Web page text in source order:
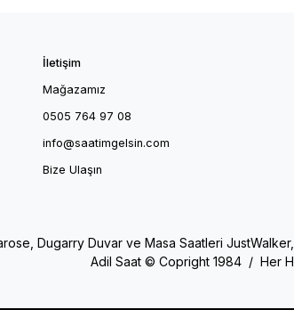
İletişim
Mağazamız
0505 764 97 08
info@saatimgelsin.com
Bize Ulaşın
Dugarry Duvar ve Masa Saatleri
Adil Saat © Copright 1984 / Her